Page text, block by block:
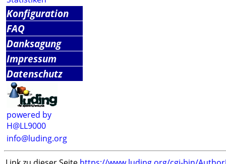
Konfiguration
FAQ
Danksagung
Impressum
Datenschutz
powered by
H@LL9000
info@luding.org